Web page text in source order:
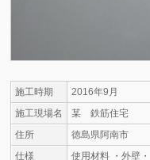
施工時期
2016年9月
施工現場名
某 鉄筋住宅
住所
徳島県阿南市
仕様
使用材料 ・外壁